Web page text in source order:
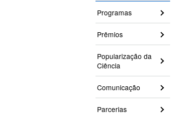
Programas
Prêmios
Popularização da
Ciência
Comunicação
Parcerias